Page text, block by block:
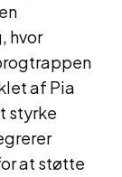
hvor
af Pia
styrke
at støtte